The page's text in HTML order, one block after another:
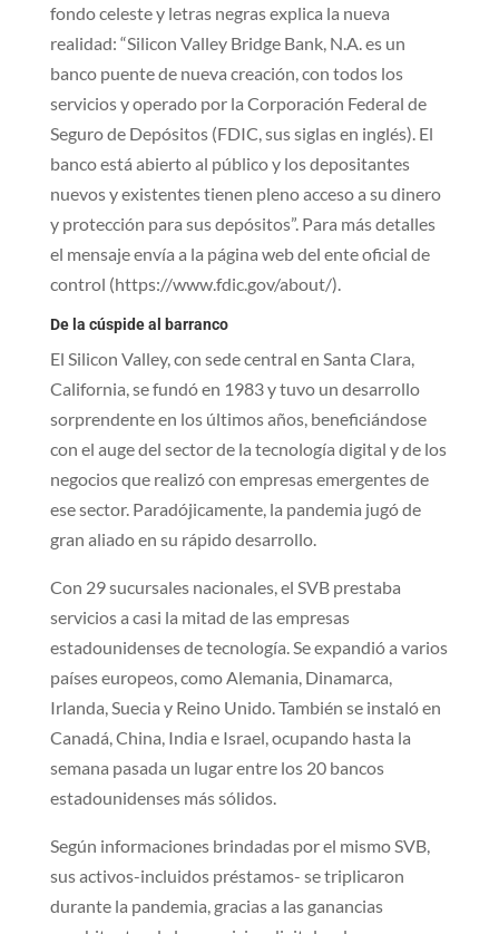
fondo celeste y letras negras explica la nueva
realidad: “Silicon Valley Bridge Bank, N.A. es un
banco puente de nueva creación, con todos los
servicios y operado por la Corporación Federal de
Seguro de Depósitos (FDIC, sus siglas en inglés). El
banco está abierto al público y los depositantes
nuevos y existentes tienen pleno acceso a su dinero
y protección para sus depósitos”. Para más detalles
el mensaje envía a la página web del ente oficial de
control (https://www.fdic.gov/about/).
De la cúspide al barranco
El Silicon Valley, con sede central en Santa Clara,
California, se fundó en 1983 y tuvo un desarrollo
sorprendente en los últimos años, beneficiándose
con el auge del sector de la tecnología digital y de los
negocios que realizó con empresas emergentes de
ese sector. Paradójicamente, la pandemia jugó de
gran aliado en su rápido desarrollo.
Con 29 sucursales nacionales, el SVB prestaba
servicios a casi la mitad de las empresas
estadounidenses de tecnología. Se expandió a varios
países europeos, como Alemania, Dinamarca,
Irlanda, Suecia y Reino Unido. También se instaló en
Canadá, China, India e Israel, ocupando hasta la
semana pasada un lugar entre los 20 bancos
estadounidenses más sólidos.
Según informaciones brindadas por el mismo SVB,
sus activos-incluidos préstamos- se triplicaron
durante la pandemia, gracias a las ganancias